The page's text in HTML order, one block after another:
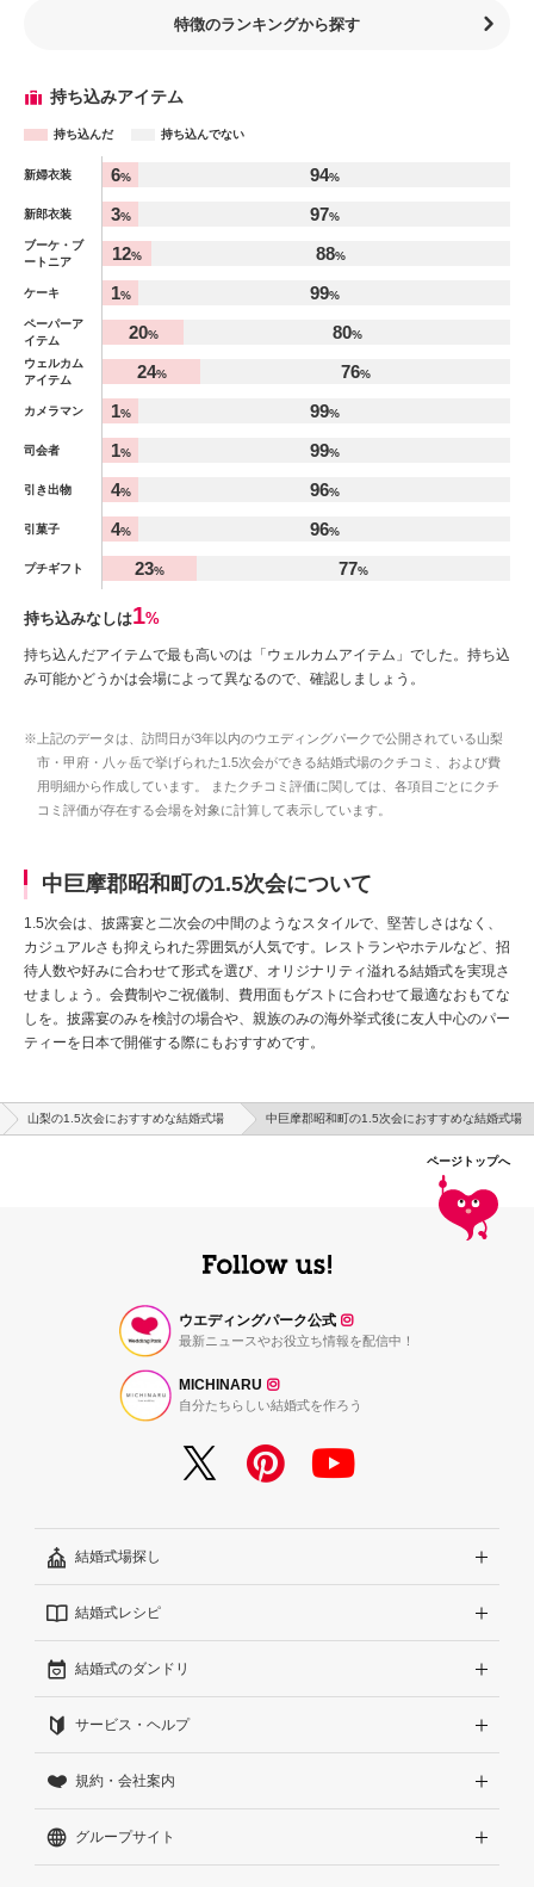
特徴のランキングから探す
持ち込みアイテム
持ち込んだ 持ち込んでない
アイテム
%
新婦衣装 6% 94%
新郎衣装 3% 97%
ブーケ・ブ
ートニア
12% 88%
ケーキ 1% 99%
ペーパーア
イテム
20% 80%
ウェルカム
アイテム
24% 76%
カメラマン 1% 99%
司会者 1% 99%
引き出物 4% 96%
引菓子 4% 96%
プチギフト 23% 77%
持ち込みなしは1%
持ち込んだアイテムで最も高いのは「ウェルカムアイテム」でした。持ち込
み可能かどうかは会場によって異なるので、確認しましょう。
※上記のデータは、訪問日が3年以内のウエディングパークで公開されている山梨
市・甲府・八ヶ岳で挙げられた1.5次会ができる結婚式場のクチコミ、および費
用明細から作成しています。 またクチコミ評価に関しては、各項目ごとにクチ
コミ評価が存在する会場を対象に計算して表示しています。
中巨摩郡昭和町の1.5次会について
1.5次会は、披露宴と二次会の中間のようなスタイルで、堅苦しさはなく、
カジュアルさも抑えられた雰囲気が人気です。レストランやホテルなど、招
待人数や好みに合わせて形式を選び、オリジナリティ溢れる結婚式を実現さ
せましょう。会費制やご祝儀制、費用面もゲストに合わせて最適なおもてな
しを。披露宴のみを検討の場合や、親族のみの海外挙式後に友人中心のパー
ティーを日本で開催する際にもおすすめです。
山梨の1.5次会におすすめな結婚式場 中巨摩郡昭和町の1.5次会におすすめな結婚式場
ページトップへ
ウエディングパーク公式
最新ニュースやお役立ち情報を配信中！
MICHINARU
自分たちらしい結婚式を作ろう
結婚式場探し
エリアから探す
こだわりから探す
雰囲気から探す
見積りから探す
ランキングから探す
結婚式レシピ
結婚式準備レポート『ハナレポ』
結婚式当日の動画『ムビレポ』
結婚式のダンドリ
結婚準備ガイド
Wedding Park Magazine
結婚お悩みQ&A
サービス・ヘルプ
サイトコンセプト
はじめての方へ
規約・会社案内
利用規約
グループサイト